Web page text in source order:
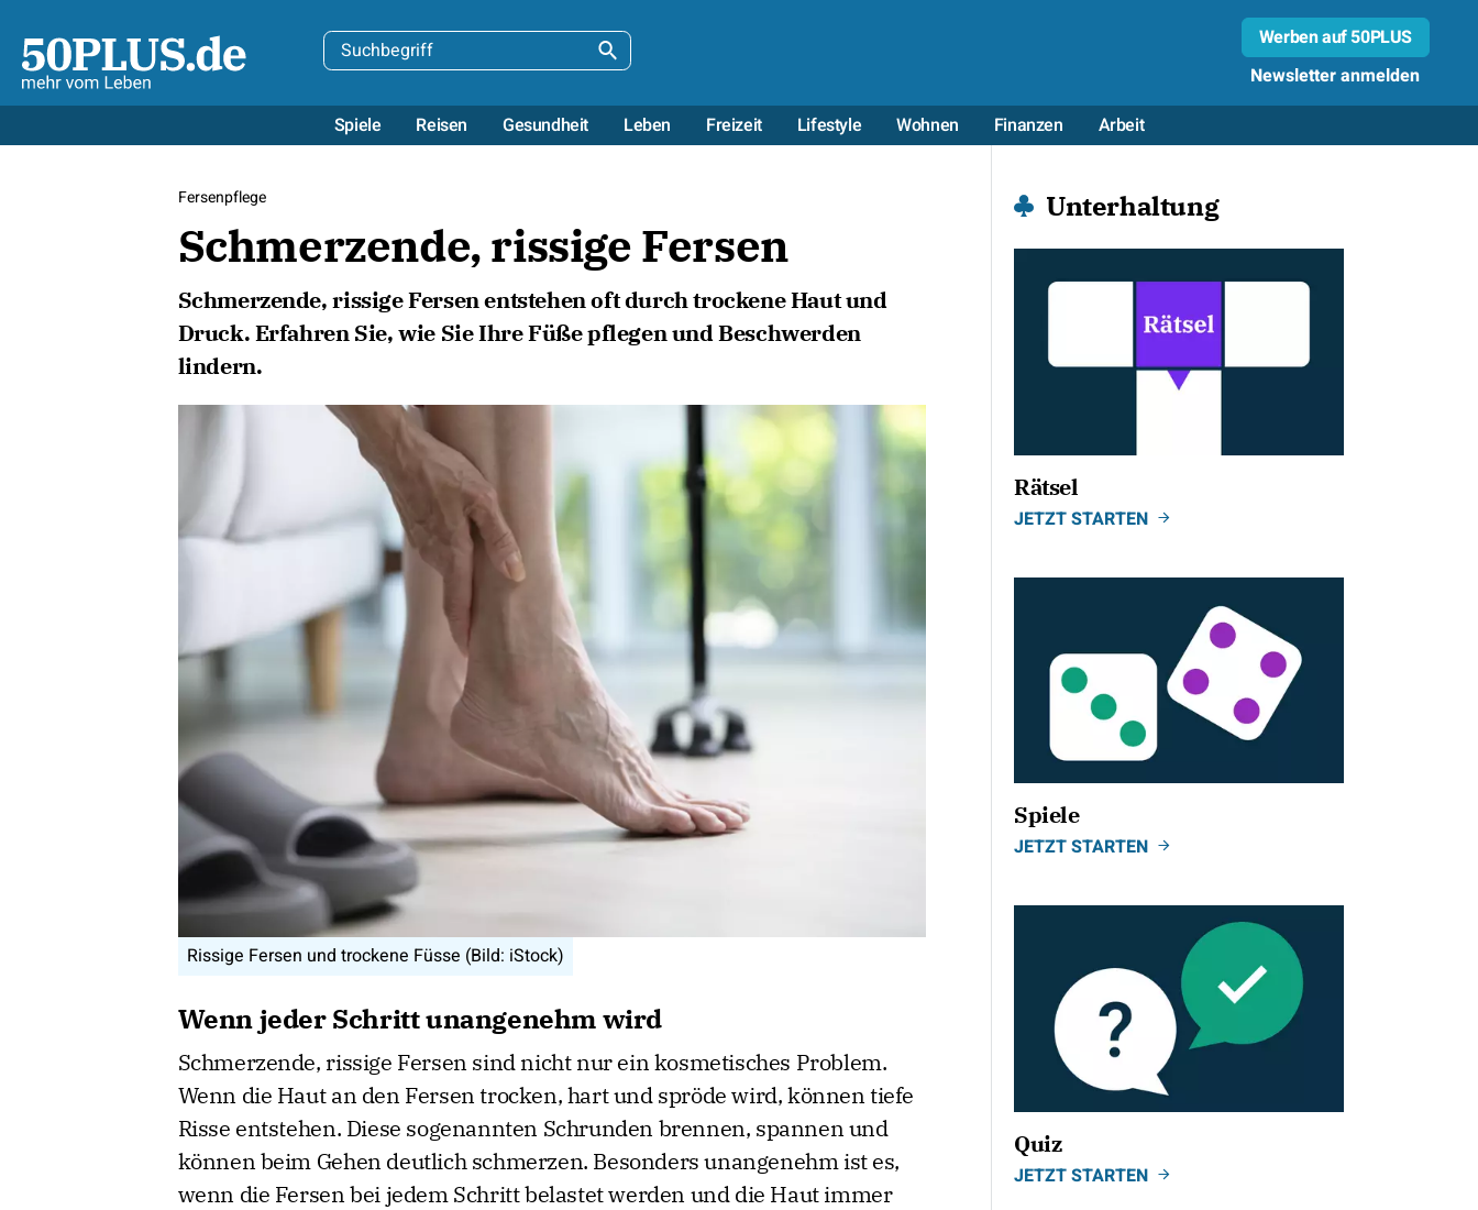
Werben auf 50PLUS
Newsletter anmelden
Spiele
Reisen Gesundheit Leben Freizeit Lifestyle Wohnen Finanzen Arbeit
Fersenpflege
Schmerzende, rissige Fersen
Schmerzende, rissige Fersen entstehen oft durch trockene Haut und
Druck. Erfahren Sie, wie Sie Ihre Füße pflegen und Beschwerden
lindern.
Rissige Fersen und trockene Füsse (Bild: iStock)
Wenn jeder Schritt unangenehm wird
Schmerzende, rissige Fersen sind nicht nur ein kosmetisches Problem.
Wenn die Haut an den Fersen trocken, hart und spröde wird, können tiefe
Risse entstehen. Diese sogenannten Schrunden brennen, spannen und
können beim Gehen deutlich schmerzen. Besonders unangenehm ist es,
wenn die Fersen bei jedem Schritt belastet werden und die Haut immer
Unterhaltung
Rätsel
JETZT STARTEN
Spiele
JETZT STARTEN
Quiz
JETZT STARTEN